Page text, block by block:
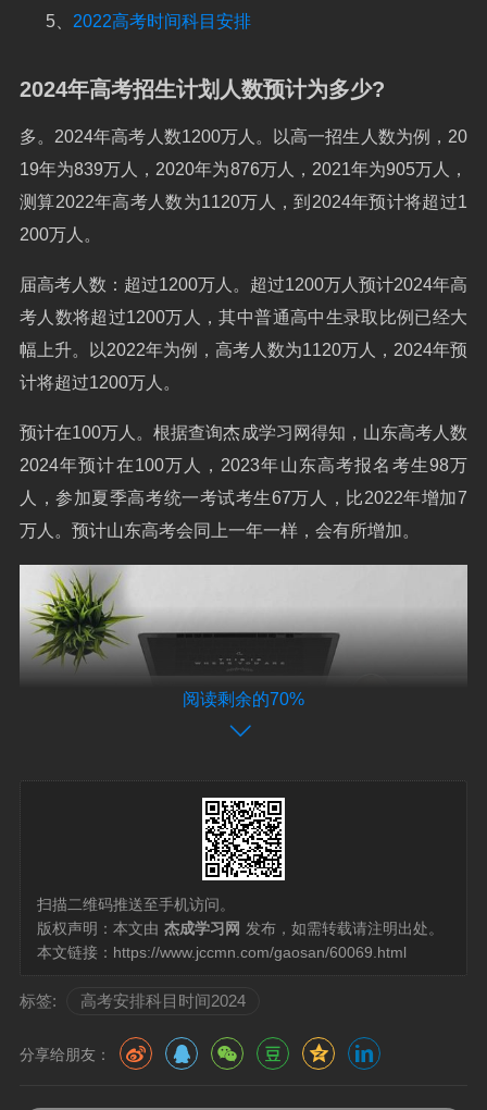
5、 2022高考时间科目安排
2024年高考招生计划人数预计为多少?
多。2024年高考人数1200万人。以高一招生人数为例，20
19年为839万人，2020年为876万人，2021年为905万人，
测算2022年高考人数为1120万人，到2024年预计将超过1
200万人。
届高考人数：超过1200万人。超过1200万人预计2024年高
考人数将超过1200万人，其中普通高中生录取比例已经大
幅上升。以2022年为例，高考人数为1120万人，2024年预
计将超过1200万人。
预计在100万人。根据查询杰成学习网得知，山东高考人数
2024年预计在100万人，2023年山东高考报名考生98万
人，参加夏季高考统一考试考生67万人，比2022年增加7
万人。预计山东高考会同上一年一样，会有所增加。
2024年高考时间是什么时候?
新高考考试时间表介绍如下：3+文综/理综传统高考时间安
排：【语文】6月7日9：00-11：30考试时长：150分钟。
【数学】6月7日15：00-17：00考试时长：120分钟。【文
综/理综】6月8日9：00-11：30考试时长：150分钟。
阅读剩余的70%
扫描二维码推送至手机访问。
版权声明：本文由 杰成学习网 发布，如需转载请注明出处。
本文链接： https://www.jccmn.com/gaosan/60069.html
标签: 高考安排科目时间2024
分享给朋友：